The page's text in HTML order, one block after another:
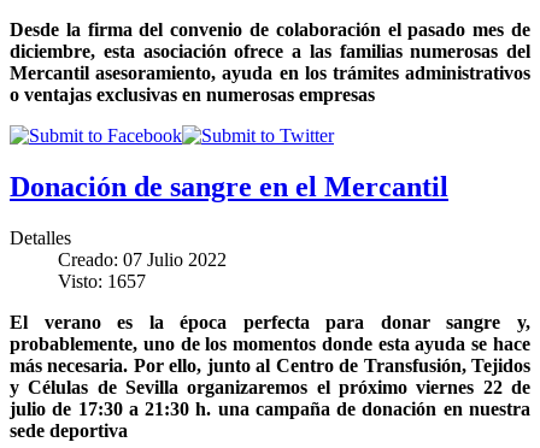
Desde la firma del convenio de colaboración el pasado mes de
diciembre, esta asociación ofrece a las familias numerosas del
Mercantil asesoramiento, ayuda en los trámites administrativos
o ventajas exclusivas en numerosas empresas
Donación de sangre en el Mercantil
Detalles
Creado: 07 Julio 2022
Visto: 1657
El verano es la época perfecta para donar sangre y,
probablemente, uno de los momentos donde esta ayuda se hace
más necesaria. Por ello, junto al Centro de Transfusión, Tejidos
y Células de Sevilla organizaremos el próximo viernes 22 de
julio de 17:30 a 21:30 h. una campaña de donación en nuestra
sede deportiva